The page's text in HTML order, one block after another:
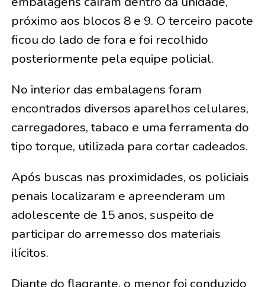
próximo aos blocos 8 e 9. O terceiro pacote
ficou do lado de fora e foi recolhido
posteriormente pela equipe policial.
No interior das embalagens foram
encontrados diversos aparelhos celulares,
carregadores, tabaco e uma ferramenta do
tipo torque, utilizada para cortar cadeados.
Após buscas nas proximidades, os policiais
penais localizaram e apreenderam um
adolescente de 15 anos, suspeito de
participar do arremesso dos materiais
ilícitos.
Diante do flagrante, o menor foi conduzido